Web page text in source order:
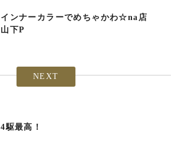
インナーカラーでめちゃかわ☆na店
山下P
NEXT
4駆最高！